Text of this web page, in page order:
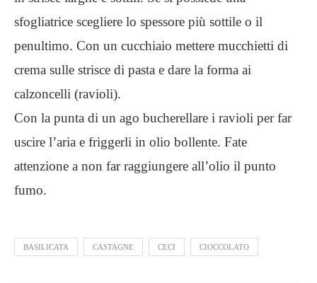
sfogliatrice scegliere lo spessore più sottile o il
penultimo. Con un cucchiaio mettere mucchietti di
crema sulle strisce di pasta e dare la forma ai
calzoncelli (ravioli).
Con la punta di un ago bucherellare i ravioli per far
uscire l’aria e friggerli in olio bollente. Fate
attenzione a non far raggiungere all’olio il punto
fumo.
BASILICATA CASTAGNE CECI CIOCCOLATO